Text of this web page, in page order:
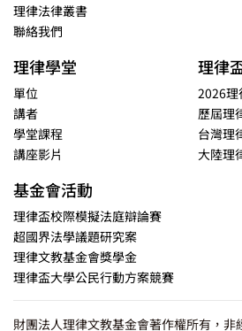
理律法律叢書
聯絡我們
理律學堂
單位
講者
學堂課程
講座影片
理律
2026理
歷屆理
台灣理
大陸理
基金會活動
理律盃校際模擬法庭辯論賽
超國界法學議題研究案
理律文教基金會獎學金
理律盃大學公民行動方案競賽
財團法人理律文教基金會著作權所有，非